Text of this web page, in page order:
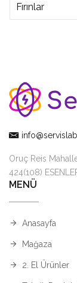
Fırınlar
Oruç Reis
424(108)
MENÜ
Anasayfa
Mağaza
2. El Ürünler